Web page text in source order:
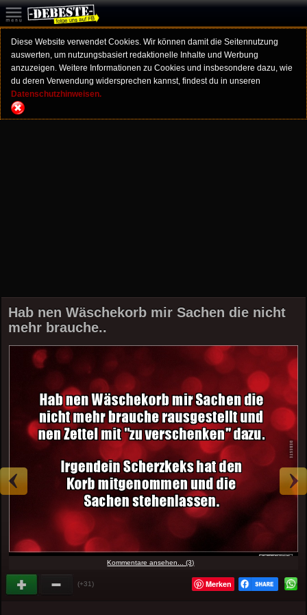
Diese Website verwendet Cookies. Wir können damit die Seitennutzung
auswerten, um nutzungsbasiert redaktionelle Inhalte und Werbung
anzuzeigen. Weitere Informationen zu Cookies und insbesondere dazu, wie
du deren Verwendung widersprechen kannst, findest du in unseren
Datenschutzhinweisen.
Hab nen Wäschekorb mir Sachen die nicht
mehr brauche..
Kommentare ansehen... (3)
(+31) Merken